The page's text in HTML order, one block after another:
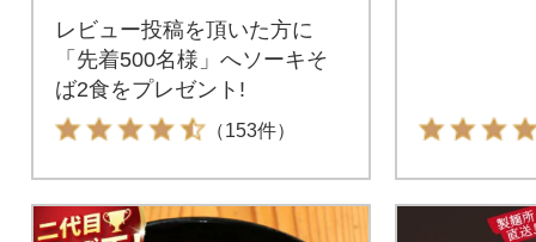
レビュー投稿を頂いた方に
「先着500名様」へソーキそ
ば2食をプレゼント!
（153件）